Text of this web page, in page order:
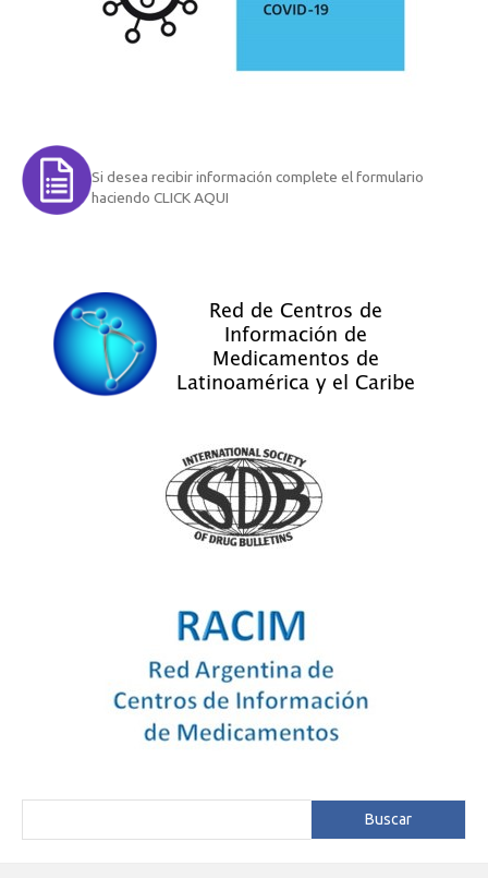
Si desea recibir información complete el formulario
haciendo CLICK AQUI
Buscar